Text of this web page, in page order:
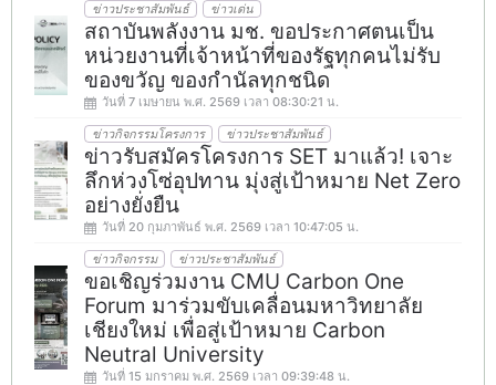
ข่าวประชาสัมพันธ์ ข่าวเด่น
สถาบันพลังงาน มช. ขอประกาศตนเป็น
หน่วยงานที่เจ้าหน้าที่ของรัฐทุกคนไม่รับ
ของขวัญ ของกำนัลทุกชนิด
วันที่ 7 เมษายน พ.ศ. 2569 เวลา 08:30:21 น.
ข่าวกิจกรรมโครงการ ข่าวประชาสัมพันธ์
ข่าวรับสมัครโครงการ SET มาแล้ว! เจาะ
ลึกห่วงโซ่อุปทาน มุ่งสู่เป้าหมาย Net Zero
อย่างยั่งยืน
วันที่ 20 กุมภาพันธ์ พ.ศ. 2569 เวลา 10:47:05 น.
ข่าวกิจกรรม ข่าวประชาสัมพันธ์
ขอเชิญร่วมงาน CMU Carbon One
Forum มาร่วมขับเคลื่อนมหาวิทยาลัย
เชียงใหม่ เพื่อสู่เป้าหมาย Carbon
Neutral University
วันที่ 15 มกราคม พ.ศ. 2569 เวลา 09:39:48 น.